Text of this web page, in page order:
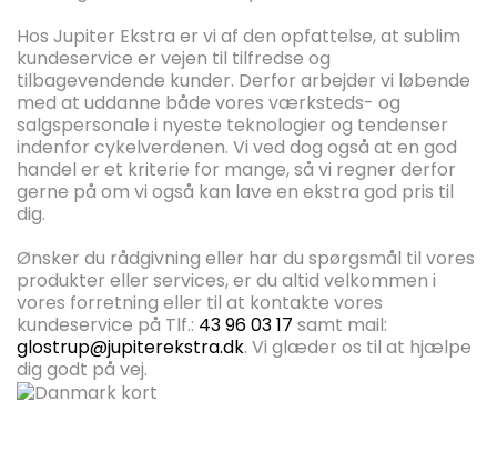
Hos Jupiter Ekstra er vi af den opfattelse, at sublim
kundeservice er vejen til tilfredse og
tilbagevendende kunder. Derfor arbejder vi løbende
med at uddanne både vores værksteds- og
salgspersonale i nyeste teknologier og tendenser
indenfor cykelverdenen. Vi ved dog også at en god
handel er et kriterie for mange, så vi regner derfor
gerne på om vi også kan lave en ekstra god pris til
dig.
Ønsker du rådgivning eller har du spørgsmål til vores
produkter eller services, er du altid velkommen i
vores forretning eller til at kontakte vores
kundeservice på Tlf.: 43 96 03 17 samt mail:
glostrup@jupiterekstra.dk. Vi glæder os til at hjælpe
dig godt på vej.